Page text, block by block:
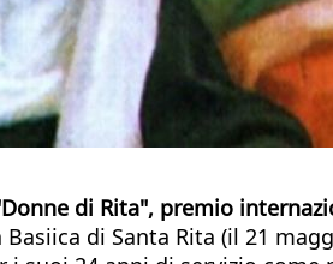
di Rita", premio
di Santa Rita (il 21